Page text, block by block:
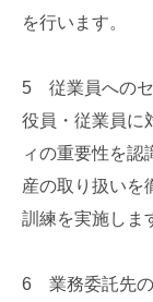
を行います。
5 従業員への
役員・従業員に
ィの重要性を認
産の取り扱いを
訓練を実施しま
6 業務委託先の